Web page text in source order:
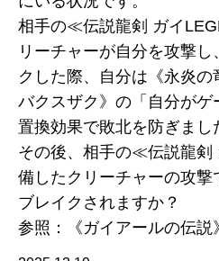
相手の≪伝説龍剣 ガイ
リーチャーが自分を攻撃し
クした際、自分は《永炎の
バクスザク》の「自分が
置換効果で敗北を防ぎまし
その後、相手の≪伝説龍
備したクリーチャーの攻撃
ブレイクされますか？
参照：《ガイアールの伝説》